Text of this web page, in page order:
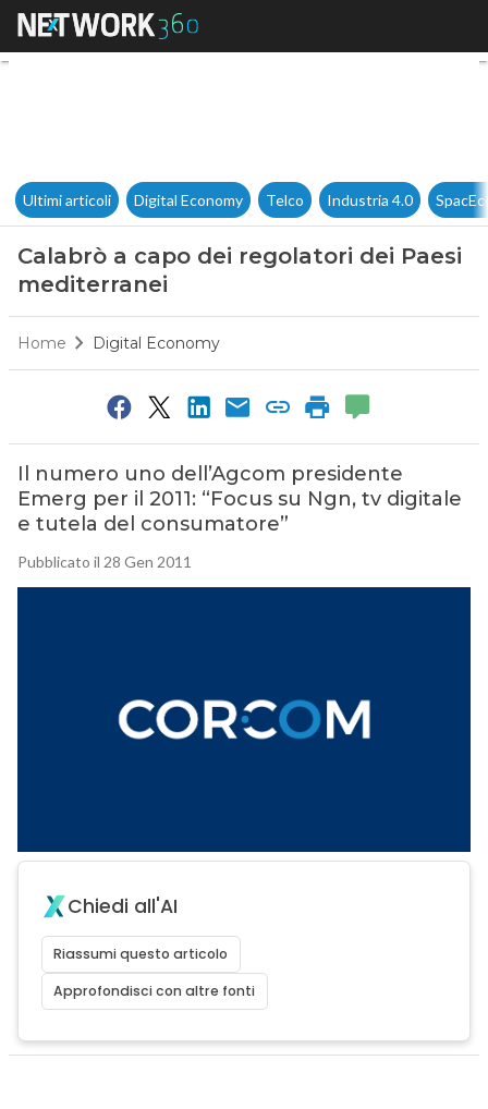
Calabrò a capo dei
Ultimi articoli Digital Economy Telco Industria 4.0
Calabrò a capo dei regolatori dei Paesi
mediterranei
Home Digital Economy
Il numero uno dell’Agcom presidente
Emerg per il 2011: “Focus su Ngn, tv digitale
e tutela del consumatore”
Pubblicato il 28 Gen 2011
Chiedi all'AI
Riassumi questo articolo
Approfondisci con altre fonti